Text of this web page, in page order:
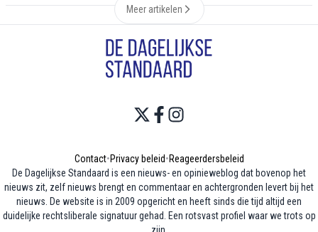
Meer artikelen
Contact•Privacy beleid•Reageerdersbeleid
De Dagelijkse Standaard is een nieuws- en opinieweblog dat bovenop het
nieuws zit, zelf nieuws brengt en commentaar en achtergronden levert bij het
nieuws. De website is in 2009 opgericht en heeft sinds die tijd altijd een
duidelijke rechtsliberale signatuur gehad. Een rotsvast profiel waar we trots op